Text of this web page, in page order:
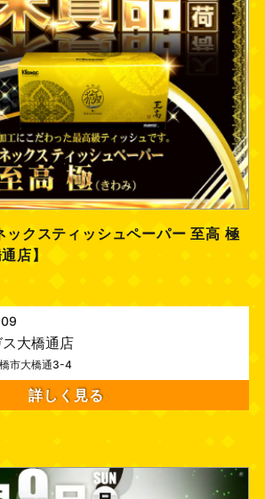
クスティッシュペーパー 至高 極
店】
大橋通店
市大橋通3-4
詳しく見る